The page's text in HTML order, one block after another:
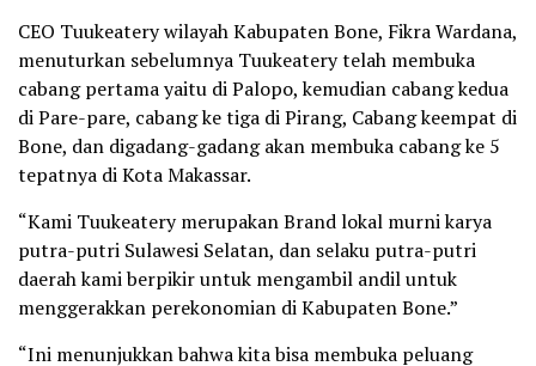
CEO Tuukeatery wilayah Kabupaten Bone, Fikra Wardana,
menuturkan sebelumnya Tuukeatery telah membuka
cabang pertama yaitu di Palopo, kemudian cabang kedua
di Pare-pare, cabang ke tiga di Pirang, Cabang keempat di
Bone, dan digadang-gadang akan membuka cabang ke 5
tepatnya di Kota Makassar.
“Kami Tuukeatery merupakan Brand lokal murni karya
putra-putri Sulawesi Selatan, dan selaku putra-putri
daerah kami berpikir untuk mengambil andil untuk
menggerakkan perekonomian di Kabupaten Bone.”
“Ini menunjukkan bahwa kita bisa membuka peluang